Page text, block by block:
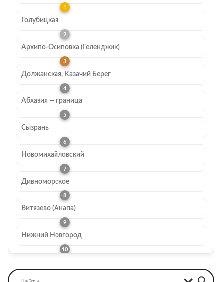
Голубицкая
Архипо-Осиповка (Геленджик)
Должанская, Казачий Берег
Абхазия — граница
Сызрань
Новомихайловский
Дивноморское
Витязево (Анапа)
Нижний Новгород